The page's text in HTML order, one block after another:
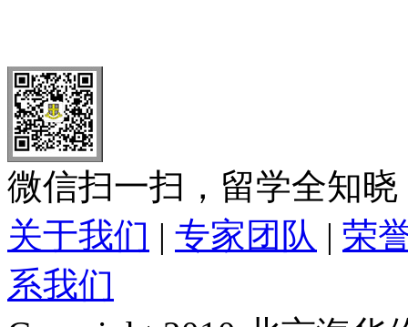
微信扫一扫，留学全知晓
关于我们 | 专家团队 | 荣
系我们